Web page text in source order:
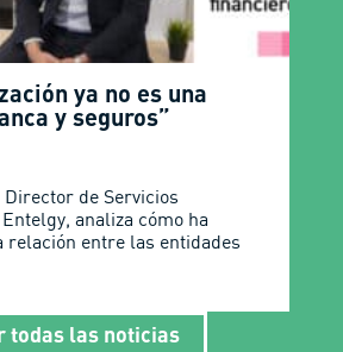
ya no es una
y seguros”
de Servicios
analiza cómo ha
relación entre las entidades
todas las noticias